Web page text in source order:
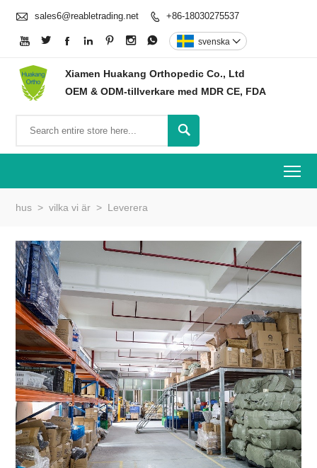
 sales6@reabletrading.net  +86-18030275537
       svenska 
Xiamen Huakang Orthopedic Co., Ltd
OEM & ODM-tillverkare med MDR CE, FDA

hus > vilka vi är > Leverera